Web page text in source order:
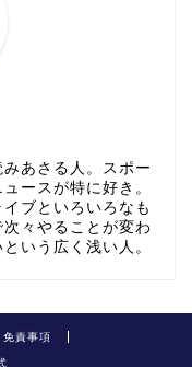
あさる人。スポー
ースが特に好き。
ブといろいろなも
々やることが変わ
いう広く浅い人。
免責事項